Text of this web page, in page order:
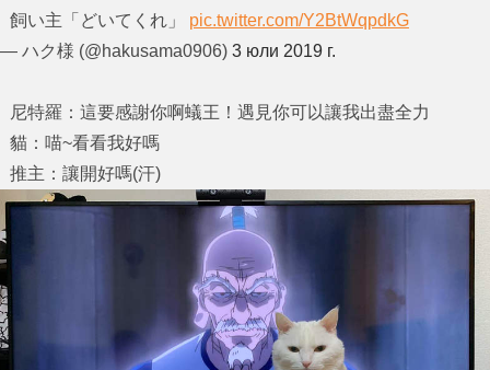
飼い主「どいてくれ」 pic.twitter.com/Y2BtWqpdkG
— ハク様 (@hakusama0906) 3 юли 2019 г.
尼特羅：這要感謝你啊蟻王！遇見你可以讓我出盡全力
貓：喵~看看我好嗎
推主：讓開好嗎(汗)